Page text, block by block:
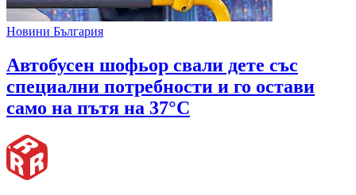
Новини България
Автобусен шофьор свали дете със
специални потребности и го остави
само на пътя на 37°C